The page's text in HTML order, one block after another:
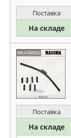
Поставка
На складе
Поставка
На складе